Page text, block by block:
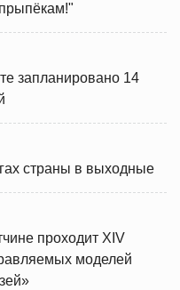
запланировано 14
страны в выходные
проходит XIV
моделей